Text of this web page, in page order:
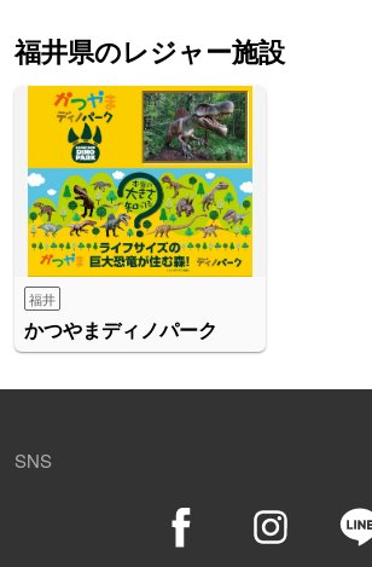
福井県のレジャー施設
かつやまディノパーク
福井
SNS